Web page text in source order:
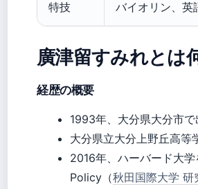
特技 バイオリン、英
廣津留すみれとは
経歴の概要
1993年、大分県大分市で
大分県立大分上野丘高等
2016年、ハーバード大
Policy（秋田国際大学 研